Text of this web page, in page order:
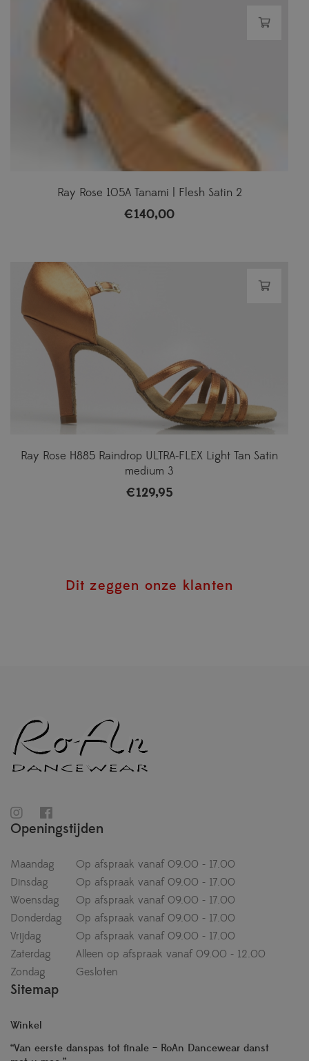
Ray Rose 105A Tanami | Flesh Satin 2
€140,00
Ray Rose H885 Raindrop ULTRA-FLEX Light Tan Satin
medium 3
€129,95
Dit zeggen onze klanten
Openingstijden
Maandag
Op afspraak vanaf 09.00 - 17.00
Dinsdag
Op afspraak vanaf 09.00 - 17.00
Woensdag
Op afspraak vanaf 09.00 - 17.00
Donderdag
Op afspraak vanaf 09.00 - 17.00
Vrijdag
Op afspraak vanaf 09.00 - 17.00
Zaterdag
Alleen op afspraak vanaf 09.00 - 12.00
Zondag
Gesloten
Sitemap
Winkel
“Van eerste danspas tot finale – RoAn Dancewear danst